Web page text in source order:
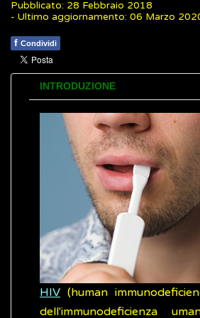
Pubblicato: 28 Febbraio 2018
- Ultimo aggiornamento: 06 Marzo
f Condividi
INTRODUZIONE
HIV (human
dell'immunodeficienza